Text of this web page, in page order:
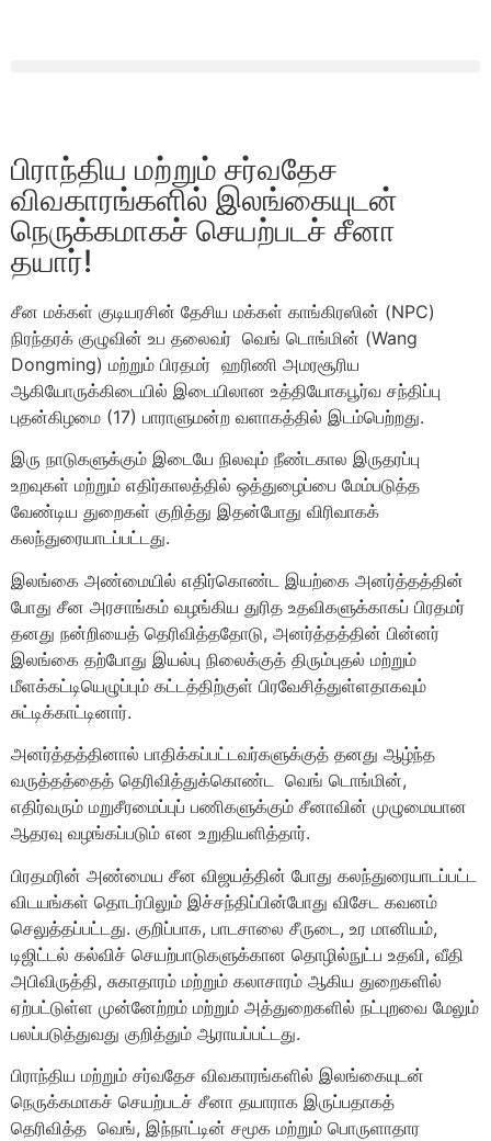
பிராந்திய மற்றும் சர்வதேச
விவகாரங்களில் இலங்கையுடன்
நெருக்கமாகச் செயற்படச் சீனா
தயார்!
சீன மக்கள் குடியரசின் தேசிய மக்கள் காங்கிரஸின் (NPC)
நிரந்தரக் குழுவின் உப தலைவர் வெங் டொங்மின் (Wang
Dongming) மற்றும் பிரதமர் ஹரிணி அமரசூரிய
ஆகியோருக்கிடையில் இடையிலான உத்தியோகபூர்வ சந்திப்பு
புதன்கிழமை (17) பாராளுமன்ற வளாகத்தில் இடம்பெற்றது.
இரு நாடுகளுக்கும் இடையே நிலவும் நீண்டகால இருதரப்பு
உறவுகள் மற்றும் எதிர்காலத்தில் ஒத்துழைப்பை மேம்படுத்த
வேண்டிய துறைகள் குறித்து இதன்போது விரிவாகக்
கலந்துரையாடப்பட்டது.
இலங்கை அண்மையில் எதிர்கொண்ட இயற்கை அனர்த்தத்தின்
போது சீன அரசாங்கம் வழங்கிய துரித உதவிகளுக்காகப் பிரதமர்
தனது நன்றியைத் தெரிவித்ததோடு, அனர்த்தத்தின் பின்னர்
இலங்கை தற்போது இயல்பு நிலைக்குத் திரும்புதல் மற்றும்
மீளக்கட்டியெழுப்பும் கட்டத்திற்குள் பிரவேசித்துள்ளதாகவும்
சுட்டிக்காட்டினார்.
அனர்த்தத்தினால் பாதிக்கப்பட்டவர்களுக்குத் தனது ஆழ்ந்த
வருத்தத்தைத் தெரிவித்துக்கொண்ட வெங் டொங்மின்,
எதிர்வரும் மறுசீரமைப்புப் பணிகளுக்கும் சீனாவின் முழுமையான
ஆதரவு வழங்கப்படும் என உறுதியளித்தார்.
பிரதமரின் அண்மைய சீன விஜயத்தின் போது கலந்துரையாடப்பட்ட
விடயங்கள் தொடர்பிலும் இச்சந்திப்பின்போது விசேட கவனம்
செலுத்தப்பட்டது. குறிப்பாக, பாடசாலை சீருடை, உர மானியம்,
டிஜிட்டல் கல்விச் செயற்பாடுகளுக்கான தொழில்நுட்ப உதவி, வீதி
அபிவிருத்தி, சுகாதாரம் மற்றும் கலாசாரம் ஆகிய துறைகளில்
ஏற்பட்டுள்ள முன்னேற்றம் மற்றும் அத்துறைகளில் நட்புறவை மேலும்
பலப்படுத்துவது குறித்தும் ஆராயப்பட்டது.
பிராந்திய மற்றும் சர்வதேச விவகாரங்களில் இலங்கையுடன்
நெருக்கமாகச் செயற்படச் சீனா தயாராக இருப்பதாகத்
தெரிவித்த வெங், இந்நாட்டின் சமூக மற்றும் பொருளாதார